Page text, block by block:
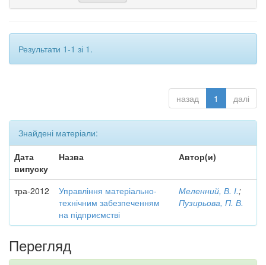
Результати 1-1 зі 1.
назад 1 далі
Знайдені матеріали:
Дата
випуску
Назва Автор(и)
тра-2012
Управління матеріально-
технічним забезпеченням
на підприємстві
Меленний, В. І.;
Пузирьова, П. В.
Перегляд